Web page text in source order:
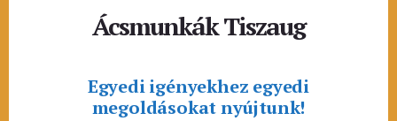
Ácsmunkák Tiszaug
Egyedi igényekhez egyedi
megoldásokat nyújtunk!